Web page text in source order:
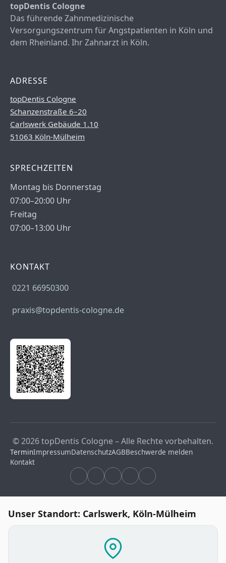
topDentis Cologne
Das führende Zahnmedizinische
Versorgungszentrum für Angstpatienten in Köln und
dem Rheinland. Ihr Zahnarzt in Köln.
ADRESSE
topDentis Cologne
Schanzenstraße 6–20
Carlswerk Gebäude 1.10
51063 Köln-Mülheim
SPRECHZEITEN
Montag bis Donnerstag
07:00–20:00 Uhr
Freitag
07:00–13:00 Uhr
KONTAKT
0221 66950300
praxis@topdentis-cologne.de
© 2026 topDentis Cologne – Alle Rechte vorbehalten.
TerminImpressumDatenschutzAGBBeschwerde melden
Kontakt
Unser Standort: Carlswerk, Köln-Mülheim